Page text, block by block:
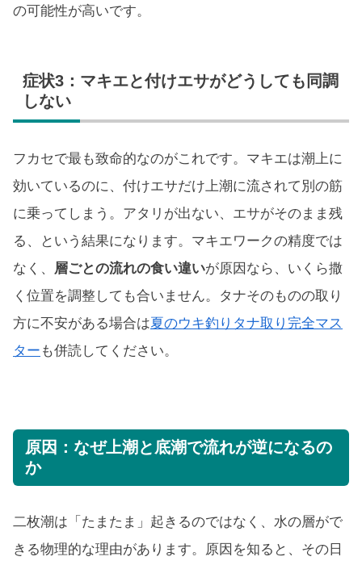
の可能性が高いです。
症状3：マキエと付けエサがどうしても同調
しない
フカセで最も致命的なのがこれです。マキエは潮上に
効いているのに、付けエサだけ上潮に流されて別の筋
に乗ってしまう。アタリが出ない、エサがそのまま残
る、という結果になります。マキエワークの精度では
なく、
層ごとの流れの食い違いが原因なら、いくら撒
く位置を調整しても合いません。タナそのものの取り
方に不安がある場合は夏のウキ釣りタナ取り完全マス
ター も併読してください。
原因：なぜ上潮と底潮で流れが逆になるの
か
二枚潮は「たまたま」起きるのではなく、水の層がで
きる物理的な理由があります。原因を知ると、その日